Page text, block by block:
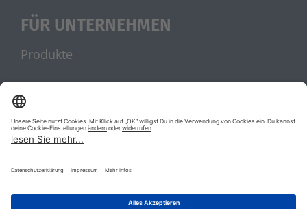
FÜR UNTERNEHMEN
Produkte
UNSERE PARTNER
stellenanzeigen.de
Jobblitz.de